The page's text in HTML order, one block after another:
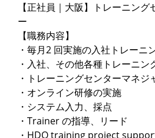
【正社員｜大阪】トレーニン
ー
【職務内容】
・毎月2 回実施の入社トレーニ
・入社、その他各種トレーニン
・トレーニングセンターマネ
・オンライン研修の実施
・システム入力、採点
・Trainer の指導、リード
・HDQ training project